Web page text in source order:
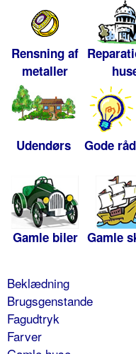
Rensning af
metaller
Udendørs Gode råd
Gamle biler Gamle
Beklædning
Brugsgenstande
Fagudtryk
Farver